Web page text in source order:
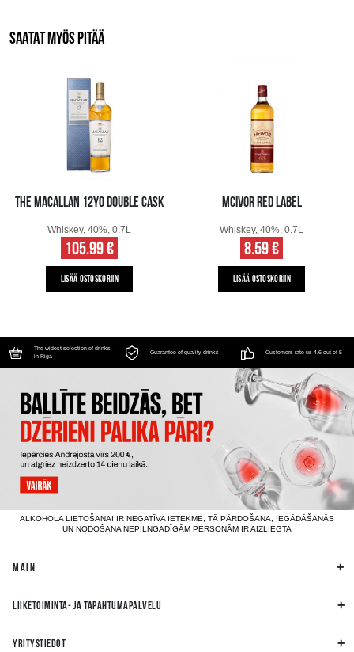
SAATAT MYÖS PITÄÄ
THE MACALLAN 12YO DOUBLE CASK
Whiskey, 40%, 0.7L
105.99 €
LISÄÄ OSTOSKORIIN
MCIVOR RED LABEL
Whiskey, 40%, 0.7L
8.59 €
LISÄÄ OSTOSKORIIN
The widest selection of drinks
in Riga
Guarantee of quality drinks Customers rate us 4.6 out of 5
ALKOHOLA LIETOŠANAI IR NEGATĪVA IETEKME, TĀ PĀRDOŠANA, IEGĀDĀŠANĀS
UN NODOŠANA NEPILNGADĪGĀM PERSONĀM IR AIZLIEGTA
MAIN
LIIKETOIMINTA- JA TAPAHTUMAPALVELU
YRITYSTIEDOT